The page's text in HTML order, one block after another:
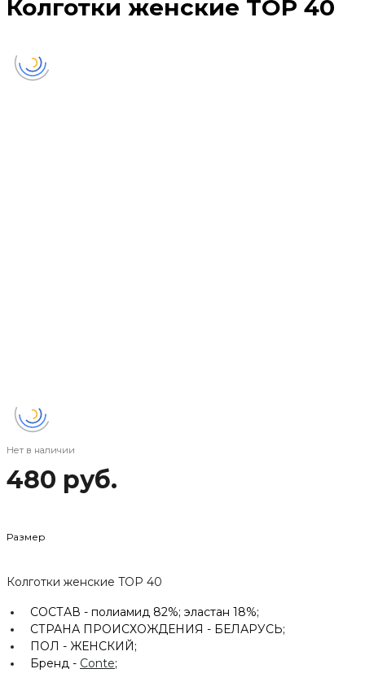
Колготки женские TOP 40
Нет в наличии
480 руб.
Размер
Колготки женские TOP 40
СОСТАВ - полиамид 82%; эластан 18%;
СТРАНА ПРОИСХОЖДЕНИЯ - БЕЛАРУСЬ;
ПОЛ - ЖЕНСКИЙ;
Бренд - Conte;